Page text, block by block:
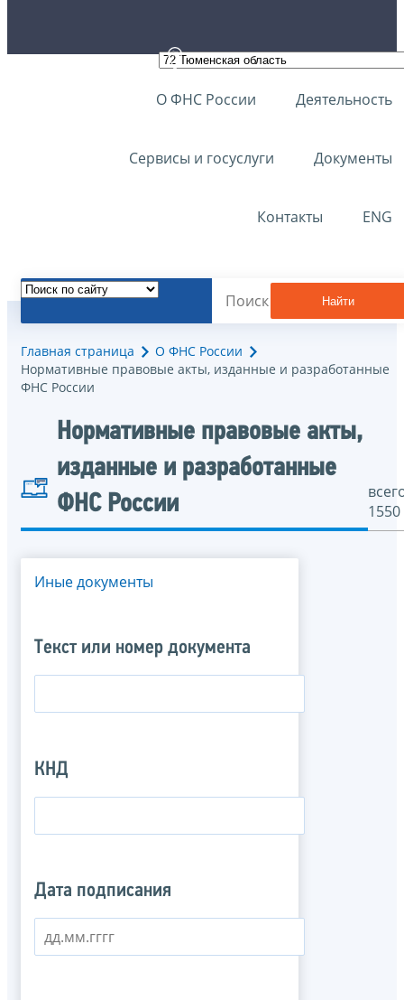
О ФНС России Деятельность
Сервисы и госуслуги Документы
Контакты ENG
Найти
Главная страница
О ФНС России
Нормативные правовые акты, изданные и разработанные
ФНС России
Нормативные правовые акты,
изданные и разработанные
ФНС России
1550
Иные документы
Текст или номер документа
КНД
Дата подписания